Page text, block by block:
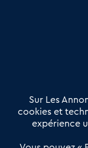
Offres Pro
Actualités
Qui sommes nous
Derniers articles
Sur Les
cookies et
expérience